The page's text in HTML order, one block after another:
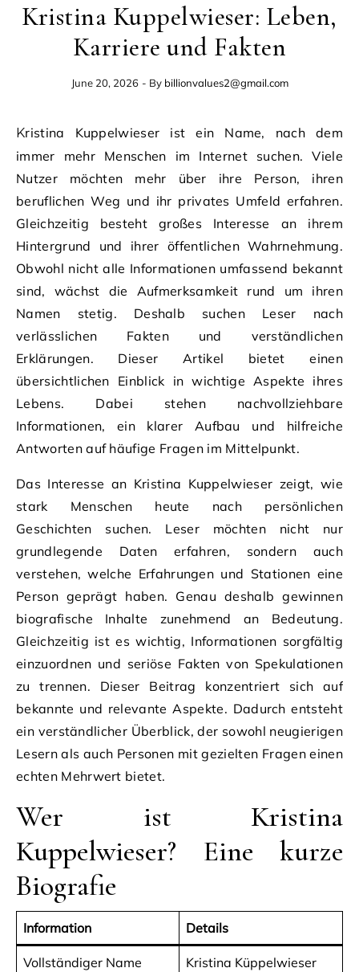
Kristina Kuppelwieser: Leben,
Karriere und Fakten
June 20, 2026 - By billionvalues2@gmail.com
Kristina Kuppelwieser ist ein Name, nach dem
immer mehr Menschen im Internet suchen. Viele
Nutzer möchten mehr über ihre Person, ihren
beruflichen Weg und ihr privates Umfeld erfahren.
Gleichzeitig besteht großes Interesse an ihrem
Hintergrund und ihrer öffentlichen Wahrnehmung.
Obwohl nicht alle Informationen umfassend bekannt
sind, wächst die Aufmerksamkeit rund um ihren
Namen stetig. Deshalb suchen Leser nach
verlässlichen Fakten und verständlichen
Erklärungen. Dieser Artikel bietet einen
übersichtlichen Einblick in wichtige Aspekte ihres
Lebens. Dabei stehen nachvollziehbare
Informationen, ein klarer Aufbau und hilfreiche
Antworten auf häufige Fragen im Mittelpunkt.
Das Interesse an Kristina Kuppelwieser zeigt, wie
stark Menschen heute nach persönlichen
Geschichten suchen. Leser möchten nicht nur
grundlegende Daten erfahren, sondern auch
verstehen, welche Erfahrungen und Stationen eine
Person geprägt haben. Genau deshalb gewinnen
biografische Inhalte zunehmend an Bedeutung.
Gleichzeitig ist es wichtig, Informationen sorgfältig
einzuordnen und seriöse Fakten von Spekulationen
zu trennen. Dieser Beitrag konzentriert sich auf
bekannte und relevante Aspekte. Dadurch entsteht
ein verständlicher Überblick, der sowohl neugierigen
Lesern als auch Personen mit gezielten Fragen einen
echten Mehrwert bietet.
Wer ist Kristina
Kuppelwieser? Eine kurze
Biografie
Information Details
Vollständiger Name Kristina Küppelwieser